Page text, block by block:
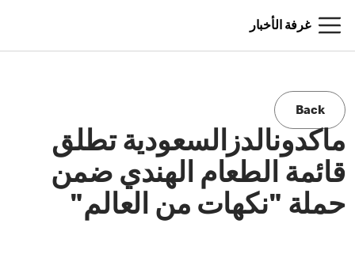
غرفة الأخبار
Back
ماكدونالدزالسعودية تطلق
قائمة الطعام الهندي ضمن
حملة "نكهات من العالم"